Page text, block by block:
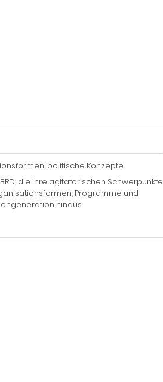
politische Konzepte
die ihre agitatorischen Schwerpunkte
Programme und
hinaus.